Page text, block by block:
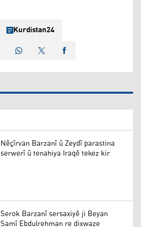
Kurdistan24
Nêçîrvan Barzanî û Zeydî parastina
serwerî û tenahiya Iraqê tekez kir
Serok Barzanî sersaxiyê ji Beyan
Samî Ebdulrehman re dixwaze